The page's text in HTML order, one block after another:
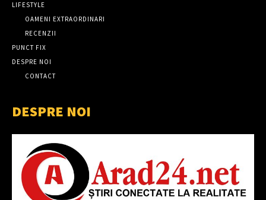
LIFESTYLE
OAMENI EXTRAORDINARI
RECENZII
PUNCT FIX
DESPRE NOI
CONTACT
DESPRE NOI